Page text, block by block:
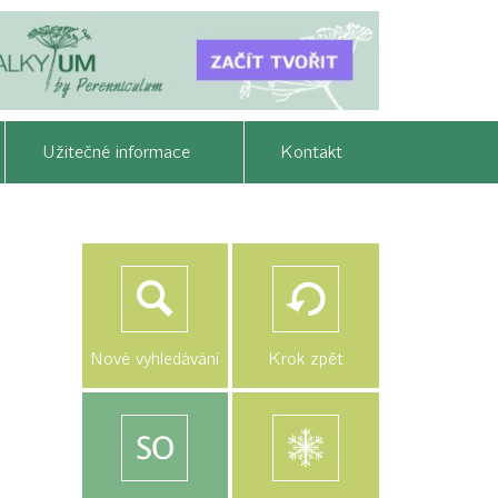
Užitečné informace Kontakt
Nové vyhledávání Krok zpět